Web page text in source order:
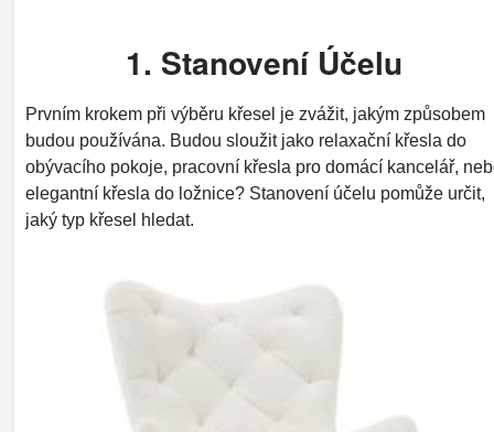
1. Stanovení Účelu
Prvním krokem při výběru křesel je zvážit, jakým způsobem
budou používána. Budou sloužit jako relaxační křesla do
obývacího pokoje, pracovní křesla pro domácí kancelář,
elegantní křesla do ložnice? Stanovení účelu pomůže určit,
jaký typ křesel hledat.